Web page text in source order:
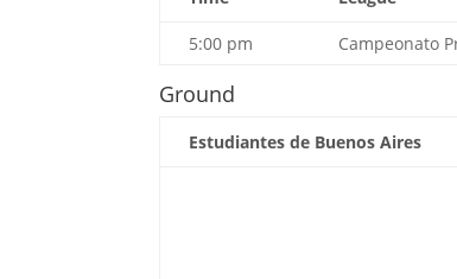
5:00 pm Campeonato
Ground
Estudiantes de Buenos Aires